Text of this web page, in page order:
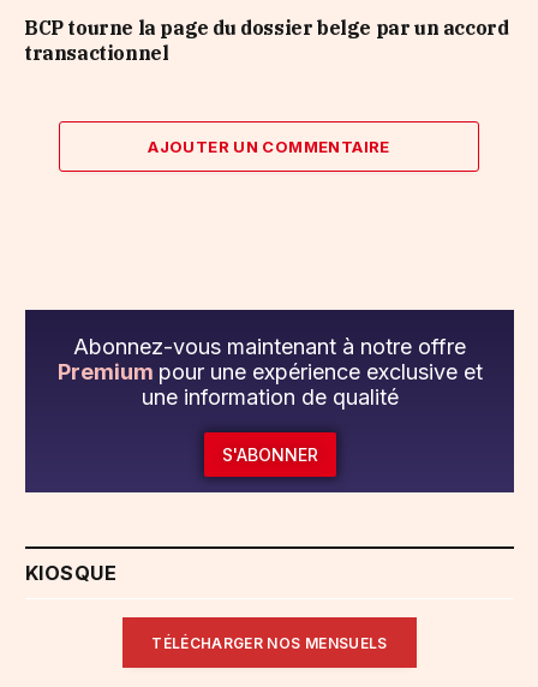
BCP tourne la page du dossier belge par un accord
transactionnel
AJOUTER UN COMMENTAIRE
Abonnez-vous maintenant à notre offre
Premium pour une expérience exclusive et
une information de qualité
S'ABONNER
KIOSQUE
TÉLÉCHARGER NOS MENSUELS